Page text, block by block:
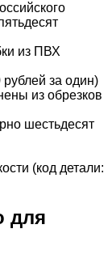
из ПВХ
за один)
из обрезков
шестьдесят
(код детали:
для